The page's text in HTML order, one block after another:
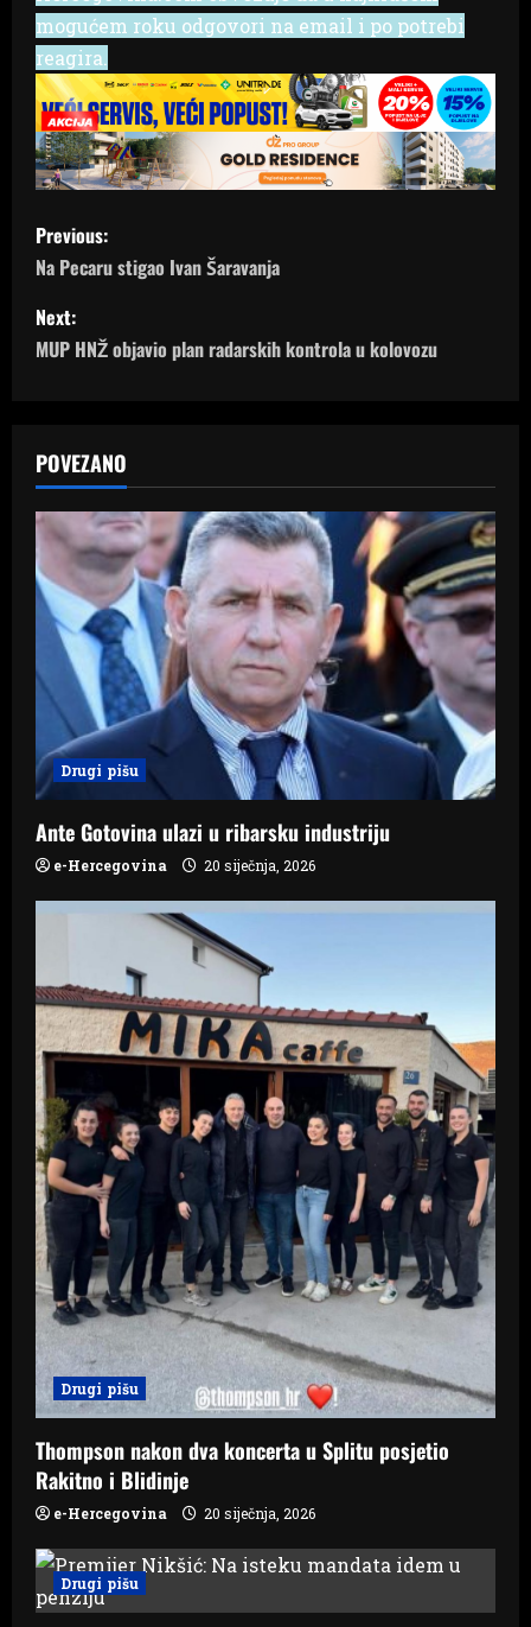
mogućem roku odgovori na email i po potrebi
reagira.
P
o
s
t
a
v
i
g
a
i
o
n
Previous:
Na Pecaru stigao Ivan Šaravanja
Next:
MUP HNŽ objavio plan radarskih kontrola u kolovozu
POVEZANO
Drugi pišu
Ante Gotovina ulazi u ribarsku industriju
e-Hercegovina 20 siječnja, 2026
Drugi pišu
Thompson nakon dva koncerta u Splitu posjetio
Rakitno i Blidinje
e-Hercegovina 20 siječnja, 2026
Drugi pišu